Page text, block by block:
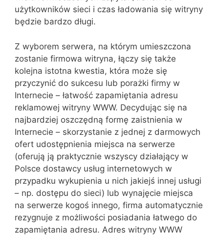
użytkowników sieci i czas ładowania się witryny
będzie bardzo długi.
Z wyborem serwera, na którym umieszczona
zostanie firmowa witryna, łączy się także
kolejna istotna kwestia, która może się
przyczynić do sukcesu lub porażki firmy w
Internecie – łatwość zapamiętania adresu
reklamowej witryny WWW. Decydując się na
najbardziej oszczędną formę zaistnienia w
Internecie – skorzystanie z jednej z darmowych
ofert udostępnienia miejsca na serwerze
(oferują ją praktycznie wszyscy działający w
Polsce dostawcy usług internetowych w
przypadku wykupienia u nich jakiejś innej usługi
– np. dostępu do sieci) lub wynajęcie miejsca
na serwerze kogoś innego, firma automatycznie
rezygnuje z możliwości posiadania łatwego do
zapamiętania adresu. Adres witryny WWW